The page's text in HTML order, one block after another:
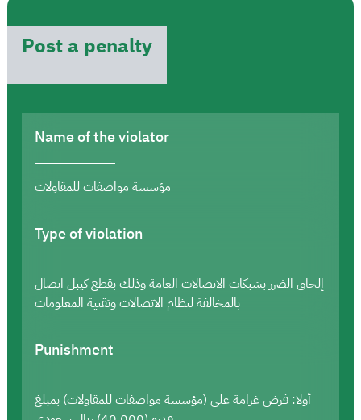
Post a penalty
Name of the violator
مؤسسة مواصفات للمقاولات
Type of violation
إلحاق الضرر بشبكات الاتصالات العامة وذلك بقطع كيبل اتصال
بالمخالفة لنظام الاتصالات وتقنية المعلومات
Punishment
أولا: فرض غرامة على (مؤسسة مواصفات للمقاولات) بمبلغ